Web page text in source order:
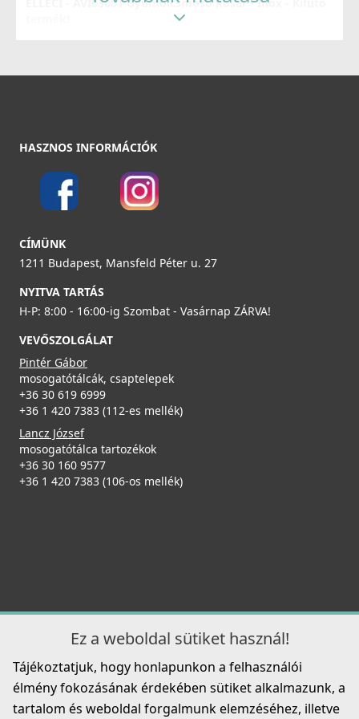
Részletek
ELLECI - Csaptelep Senna G40
MGKSEN40
74 990 Ft
Részletek
ELLECI - Csaptelep Cloud G40
MGKCLO40
89 990 Ft
Részletek
ELLECI - Csaptelep Neva G40
119 990 Ft
Részletek
34 890 Ft
ELLECI - ARI01300 Edényszárító Rollmat inox -
Mintatermi kifutó termék!
ARI01300
Részletek
Részletek
HASZNOS INFORMÁCIÓK
CÍMÜNK
1211 Budapest, Mansfeld Péter u. 27
NYITVA TARTÁS
H-P: 8:00 - 16:00-ig Szombat - Vasárnap ZÁRVA!
VEVŐSZOLGÁLAT
Pintér Gábor
mosogatótálcák, csaptelepek
+36 30 619 6999
+36 1 420 7383 (112-es mellék)
Lancz József
mosogatótálca tartozékok
+36 30 160 9577
+36 1 420 7383 (106-os mellék)
Ez a weboldal sütiket használ!
Tájékoztatjuk, hogy honlapunkon a felhasználói
élmény fokozásának érdekében sütiket alkalmazunk, a
tartalom és weboldal forgalmunk elemzéséhez, illetve